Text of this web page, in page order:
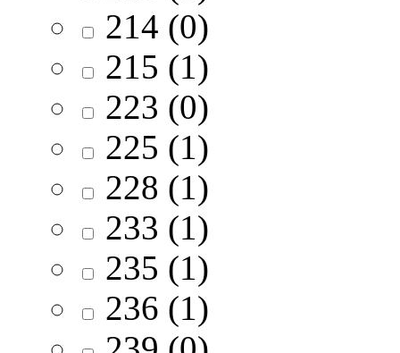
214 (0)
215 (1)
223 (0)
225 (1)
228 (1)
233 (1)
235 (1)
236 (1)